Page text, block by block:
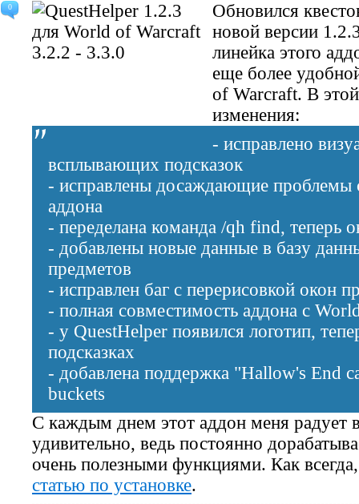
0
Обновился
новой версии
линейка этого
еще более
of Warcraft. В
изменения:
- исправлено
всплывающих подсказок
- исправлены досаждающие проблемы
аддона
- переделана команда /qh find, теперь
- добавлены новые данные в базу
предметов
- исправлен баг с перерисовкой окон
- полная совместимость аддона с
- у QuestHelper появился логотип,
подсказках
- добавлена поддержка "Hallow's End
buckets
С каждым днем этот аддон меня радует
удивительно, ведь постоянно
очень полезными функциями. Как
статью по установке.